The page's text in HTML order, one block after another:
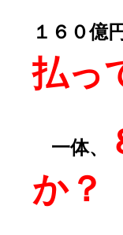
１６０億
払っ
一体、
か？